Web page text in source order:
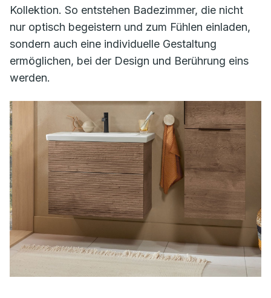
Kollektion. So entstehen Badezimmer, die nicht
nur optisch begeistern und zum Fühlen einladen,
sondern auch eine individuelle Gestaltung
ermöglichen, bei der Design und Berührung eins
werden.